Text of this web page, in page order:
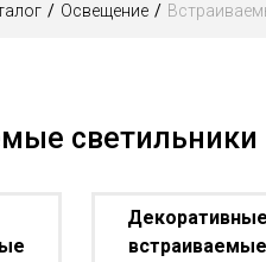
Освещение
светильники
Декоративные
встраиваемые